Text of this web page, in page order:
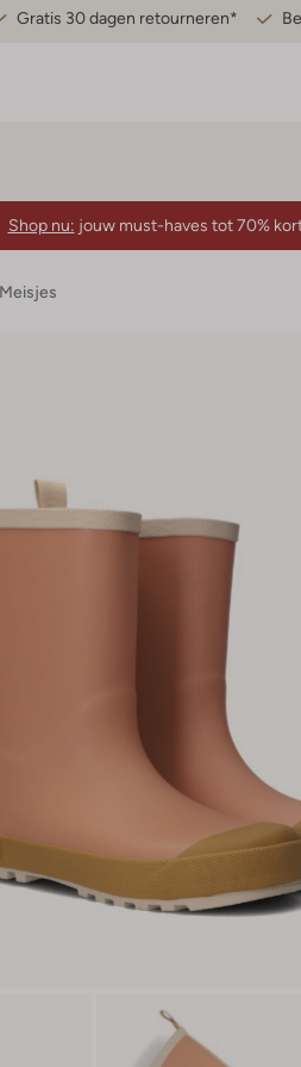
Gratis 30 dagen retourneren*
Shop nu: jouw must-haves tot 70%